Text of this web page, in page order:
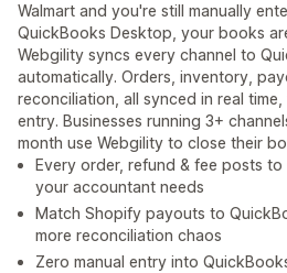
Walmart and you're still manually
QuickBooks Desktop, your books
Webgility syncs every channel to
automatically. Orders, inventory,
reconciliation, all synced in real time,
entry. Businesses running 3+
month use Webgility to close their
Every order, refund & fee posts
your accountant needs
Match Shopify payouts to
more reconciliation chaos
Zero manual entry into